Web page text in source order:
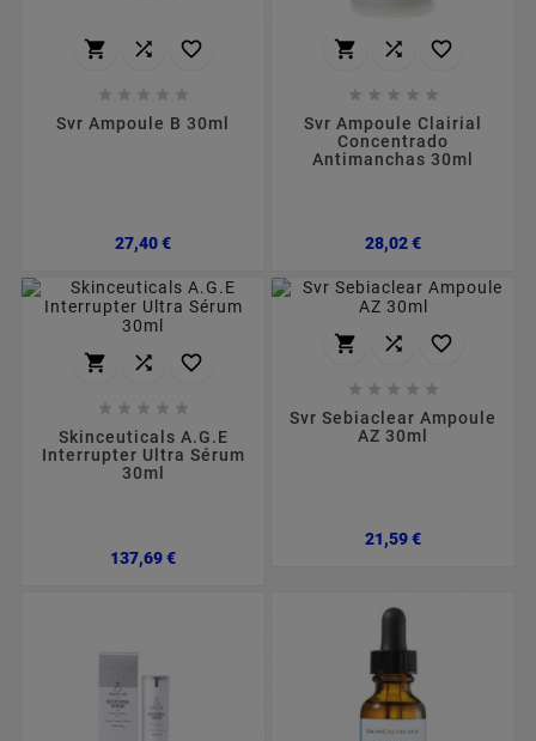
  
    
Svr Ampoule B 30ml
27,40 €Preço
  
    
Svr Ampoule Clairial
Concentrado
Antimanchas 30ml
28,02 €Preço
  
    
Skinceuticals A.G.E
Interrupter Ultra Sérum
30ml
137,69 €Preço
  
    
Svr Sebiaclear Ampoule
AZ 30ml
21,59 €Preço